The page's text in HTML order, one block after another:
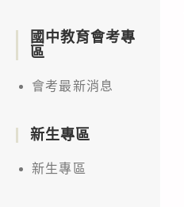
國中教育會考專
區
會考最新消息
新生專區
新生專區